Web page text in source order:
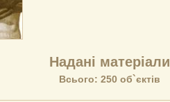
Надані матеріали
Всього: 250 об`єктів